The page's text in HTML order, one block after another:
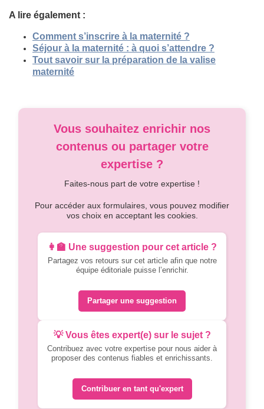
A lire également :
Comment s’inscrire à la maternité ?
Séjour à la maternité : à quoi s’attendre ?
Tout savoir sur la préparation de la valise
maternité
Vous souhaitez enrichir nos
contenus ou partager votre
expertise ?
Faites-nous part de votre expertise !
Pour accéder aux formulaires, vous pouvez modifier
vos choix en acceptant les cookies.
👩‍🏫 Une suggestion pour cet article ?
Partagez vos retours sur cet article afin que notre
équipe éditoriale puisse l’enrichir.
Partager une suggestion
💡 Vous êtes expert(e) sur le sujet ?
Contribuez avec votre expertise pour nous aider à
proposer des contenus fiables et enrichissants.
Contribuer en tant qu'expert